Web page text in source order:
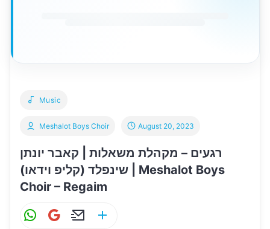
Music
רגעים – מקהלת משאלות | קאבר יונתן
שינפלד (קליפ וידאו) | Meshalot Boys
Choir – Regaim
Meshalot Boys Choir August 20, 2023
W G
E